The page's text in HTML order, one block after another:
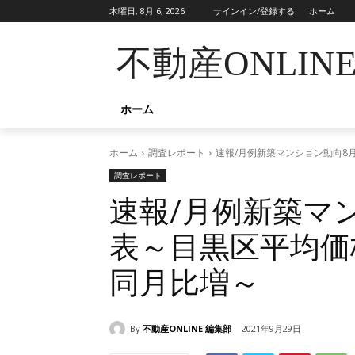
木曜日, 8月 6, 2026 サインイン/登録する ホーム
不動産
ホーム
ホーム 調査レポート 速報/月例新築マンション動向8
調査レポート
速報/月例新築マ
表～目黒区平均
同月比増～
By 不動産ONLINE 編集部 2021年9月29日